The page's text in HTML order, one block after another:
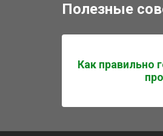
Полезные
Как правильно